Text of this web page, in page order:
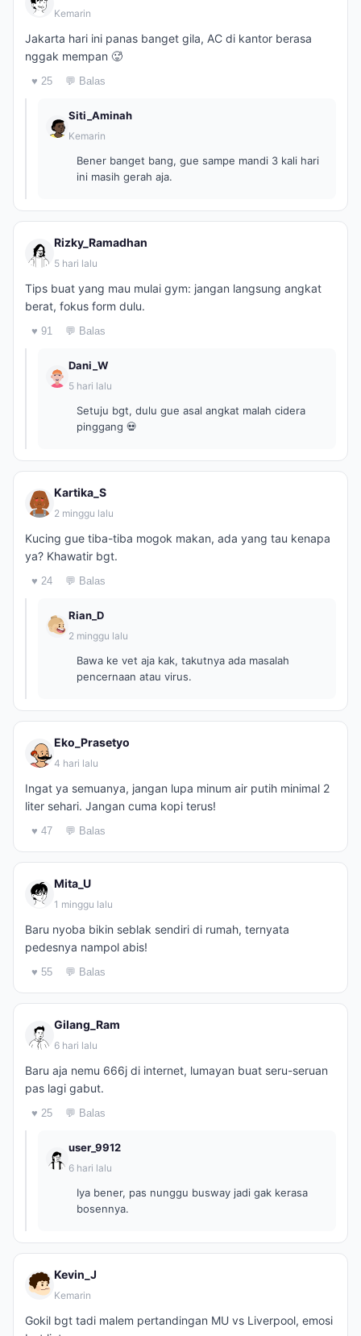
Kemarin
Jakarta hari ini panas banget gila, AC di kantor berasa
nggak mempan 🥵
♥ 25 💬 Balas
Siti_Aminah
Kemarin
Bener banget bang, gue sampe mandi 3 kali hari
ini masih gerah aja.
Rizky_Ramadhan
5 hari lalu
Tips buat yang mau mulai gym: jangan langsung angkat
berat, fokus form dulu.
♥ 91 💬 Balas
Dani_W
5 hari lalu
Setuju bgt, dulu gue asal angkat malah cidera
pinggang 💀
Kartika_S
2 minggu lalu
Kucing gue tiba-tiba mogok makan, ada yang tau kenapa
ya? Khawatir bgt.
♥ 24 💬 Balas
Rian_D
2 minggu lalu
Bawa ke vet aja kak, takutnya ada masalah
pencernaan atau virus.
Eko_Prasetyo
4 hari lalu
Ingat ya semuanya, jangan lupa minum air putih minimal 2
liter sehari. Jangan cuma kopi terus!
♥ 47 💬 Balas
Mita_U
1 minggu lalu
Baru nyoba bikin seblak sendiri di rumah, ternyata
pedesnya nampol abis!
♥ 55 💬 Balas
Gilang_Ram
6 hari lalu
Baru aja nemu 666j di internet, lumayan buat seru-seruan
pas lagi gabut.
♥ 25 💬 Balas
user_9912
6 hari lalu
Iya bener, pas nunggu busway jadi gak kerasa
bosennya.
Kevin_J
Kemarin
Gokil bgt tadi malem pertandingan MU vs Liverpool, emosi